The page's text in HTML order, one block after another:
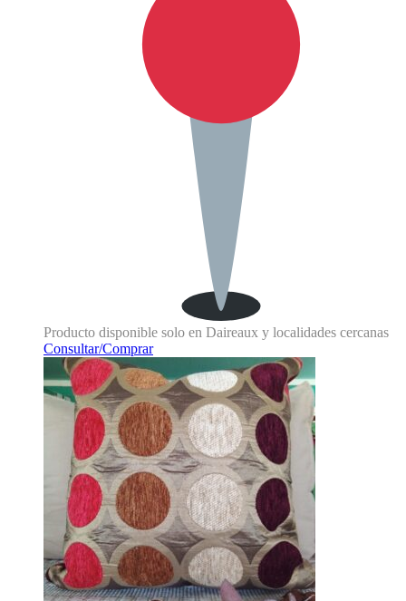
Producto disponible solo en Daireaux y localidades cercanas
Consultar/Comprar